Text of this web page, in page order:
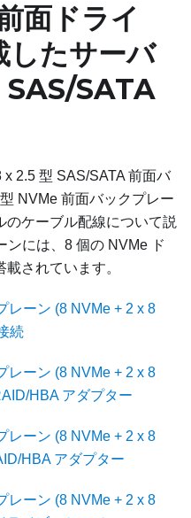
面ドライ
したサーバ
SAS/SATA
2.5 型 SAS/SATA 前面バ
NVMe 前面バックプレー
のケーブル配線について説
ンには、8 個の NVMe ド
されています。
レーン (8 NVMe + 2 x 8
続
レーン (8 NVMe + 2 x 8
HBA アダプター
レーン (8 NVMe + 2 x 8
HBA アダプター
レーン (8 NVMe + 2 x 8